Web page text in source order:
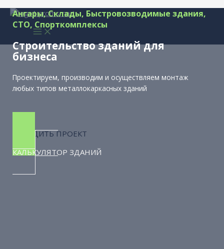
Перейти
содержимому
Ангары, Склады, Быстровозводимые здания,
СТО, Спорткомплексы
Строительство зданий для
бизнеса
Проектируем, производим и осуществляем монтаж
любых типов металлокаркасных зданий
ОБСУДИТЬ ПРОЕКТ
КАЛЬКУЛЯТОР ЗДАНИЙ